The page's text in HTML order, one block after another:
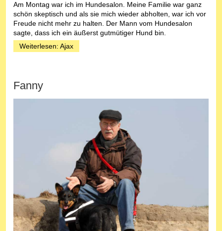
Am Montag war ich im Hundesalon. Meine Familie war ganz
schön skeptisch und als sie mich wieder abholten, war ich vor
Freude nicht mehr zu halten. Der Mann vom Hundesalon
sagte, dass ich ein äußerst gutmütiger Hund bin.
Weiterlesen: Ajax
Fanny